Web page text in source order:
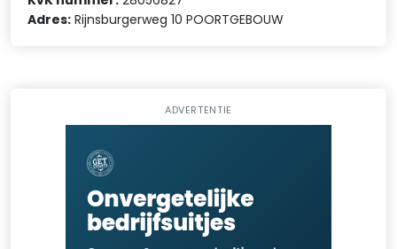
Adres: Rijnsburgerweg 10 POORTGEBOUW
ADVERTENTIE